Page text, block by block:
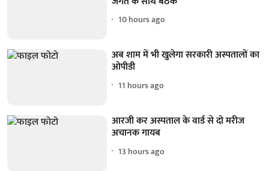
10 hours ago
अब शाम में भी खुलेगा सरकारी अस्पतालों का
ओपीडी
11 hours ago
आरजी कर अस्पताल के वार्ड से दो मरीज
अचानक गायब
13 hours ago